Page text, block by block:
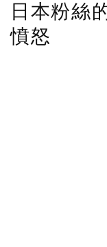
日本粉絲
憤怒